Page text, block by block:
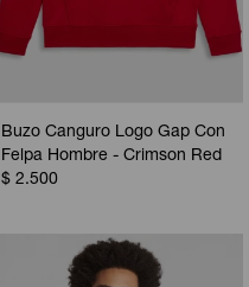
Buzo Canguro Logo Gap Con
Felpa Hombre - Crimson Red
$ 2.500